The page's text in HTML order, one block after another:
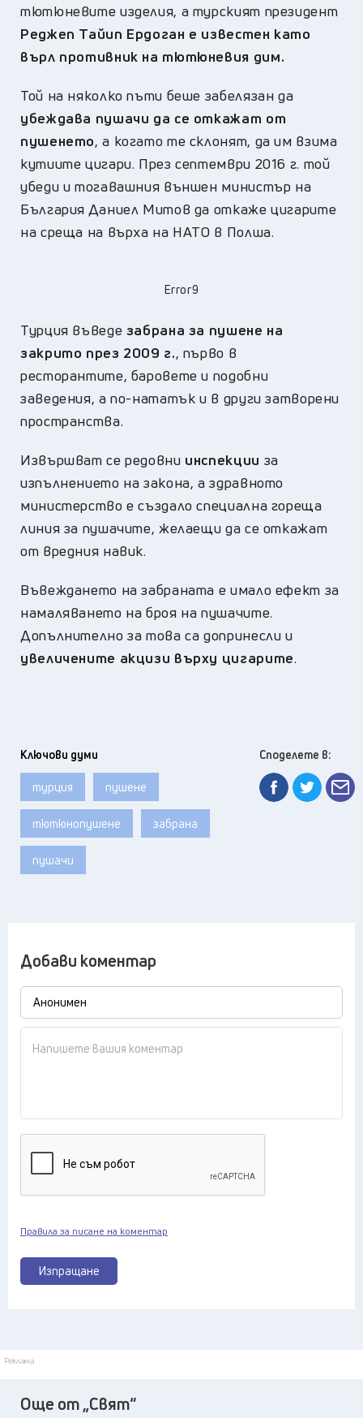
тютюневите изделия, а турският президент
Реджеп Тайип Ердоган е известен като
върл противник на тютюневия дим.
Той на няколко пъти беше забелязан да
убеждава пушачи да се откажат от
пушенето, а когато те склонят, да им взима
кутиите цигари. През септември 2016 г. той
убеди и тогавашния външен министър на
България Даниел Митов да откаже цигарите
на среща на върха на НАТО в Полша.
Error9
Турция въведе забрана за пушене на
закрито през 2009 г., първо в
ресторантите, баровете и подобни
заведения, а по-нататък и в други затворени
пространства.
Извършват се редовни инспекции за
изпълнението на закона, а здравното
министерство е създало специална гореща
линия за пушачите, желаещи да се откажат
от вредния навик.
Въвеждането на забраната е имало ефект за
намаляването на броя на пушачите.
Допълнително за това са допринесли и
увеличените акцизи върху цигарите.
Ключови думи
турция пушене
тютюнопушене забрана
пушачи
Споделете в:
Добави коментар
Изпращане
Правила за писане на коментар
Реклама
Още от „Свят“